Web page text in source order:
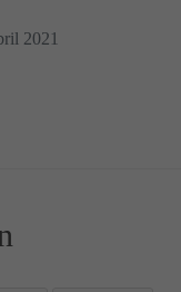
2021
y causas de sordera
¿Cuáles son sus síntomas